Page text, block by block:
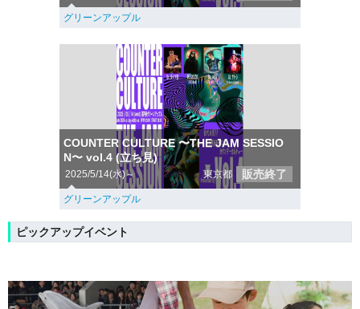
グリーンアップル
COUNTER CULTURE 〜THE JAM SESSIO
N〜 vol.4 (立ち見)
2025/5/14(水)～ 東京都 販売終了
グリーンアップル
ピックアップイベント